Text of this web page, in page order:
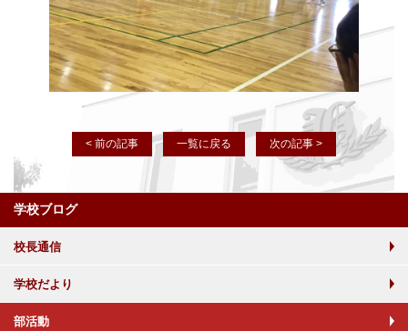
< 前の記事 一覧に戻る 次の記事 >
学校ブログ
校長通信
学校だより
部活動